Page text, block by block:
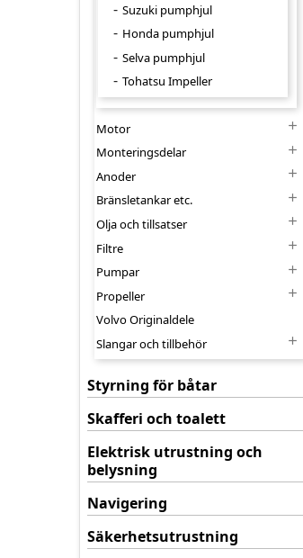
Suzuki pumphjul
Honda pumphjul
Selva pumphjul
Tohatsu Impeller
Motor 
Monteringsdelar 
Anoder 
Bränsletankar etc. 
Olja och tillsatser 
Filtre 
Pumpar 
Propeller 
Volvo Originaldele
Slangar och tillbehör

Styrning för båtar
Skafferi och toalett
Elektrisk utrustning och
belysning
Navigering
Säkerhetsutrustning